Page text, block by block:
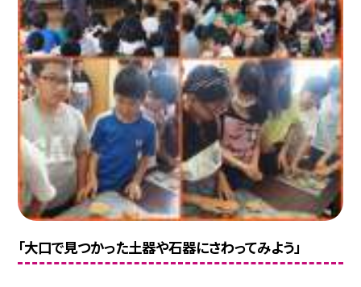
「大口で見つかった土器や石器にさわってみよう」